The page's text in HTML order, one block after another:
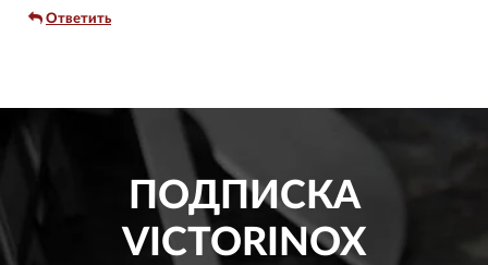
Ответить
ПОДПИСКА
VICTORINOX